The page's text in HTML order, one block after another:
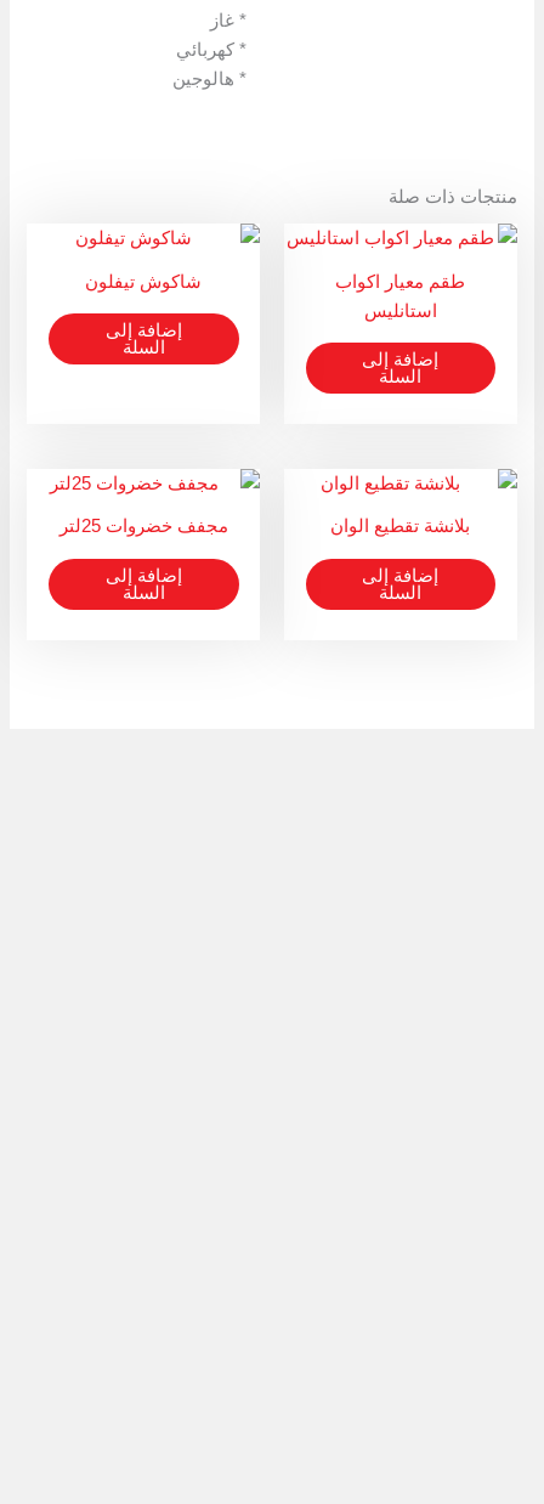
* غاز
* كهربائي
* هالوجين
منتجات ذات صلة
طقم معيار اكواب
استانليس
إضافة إلى
السلة
شاكوش تيفلون
إضافة إلى
السلة
بلانشة تقطيع الوان
إضافة إلى
السلة
مجفف خضروات 25لتر
إضافة إلى
السلة